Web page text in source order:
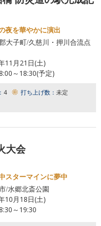
夜を華やかに演出
大子町/久慈川・押川合流点
11月21日(土)
～18:30(予定)
4 打ち上げ数： 未定
大会
スターマインに夢中
/水郷北斎公園
10月18日(土)
～19:30